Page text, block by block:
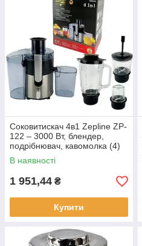
Соковитискач 4в1 Zepline ZP-
122 – 3000 Вт, блендер,
подрібнювач, кавомолка (4)
В наявності
1 951,44 ₴
Купити